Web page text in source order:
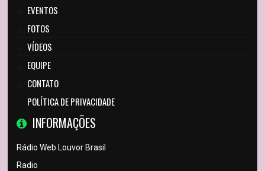
EVENTOS
FOTOS
VÍDEOS
EQUIPE
CONTATO
POLÍTICA DE PRIVACIDADE
INFORMAÇÕES
Rádio Web Louvor Brasil
Radio